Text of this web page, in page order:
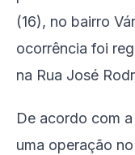
(16), no bairro
ocorrência foi
na Rua José
De acordo com
uma operação